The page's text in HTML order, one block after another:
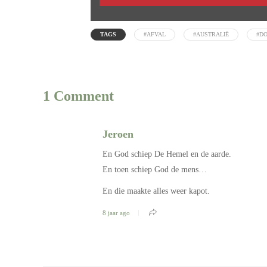
TAGS #AFVAL #AUSTRALIË
1 Comment
Jeroen
En God schiep De Hemel en de aarde.
En toen schiep God de mens…
En die maakte alles weer kapot.
8 jaar ago